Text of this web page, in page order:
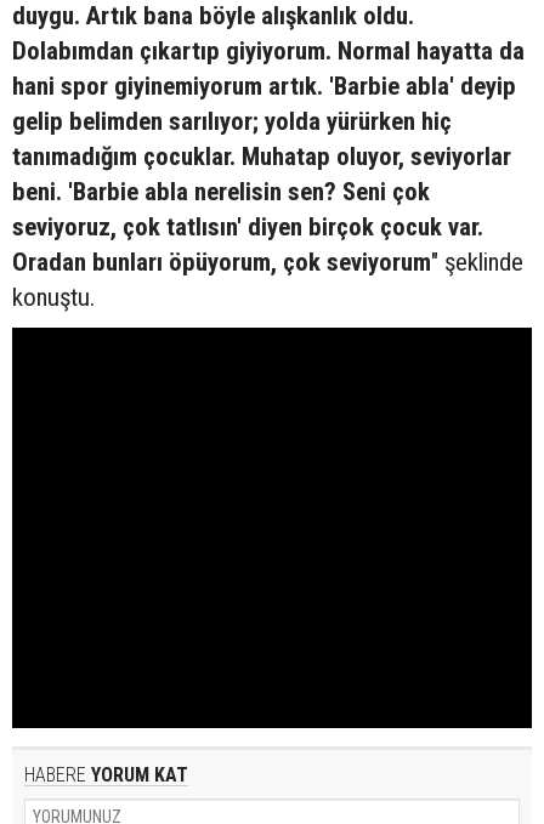
duygu. Artık bana böyle alışkanlık oldu.
Dolabımdan çıkartıp giyiyorum. Normal hayatta da
hani spor giyinemiyorum artık. 'Barbie abla' deyip
gelip belimden sarılıyor; yolda yürürken hiç
tanımadığım çocuklar. Muhatap oluyor, seviyorlar
beni. 'Barbie abla nerelisin sen? Seni çok
seviyoruz, çok tatlısın' diyen birçok çocuk var.
Oradan bunları öpüyorum, çok seviyorum" şeklinde
konuştu.
HABERE YORUM KAT